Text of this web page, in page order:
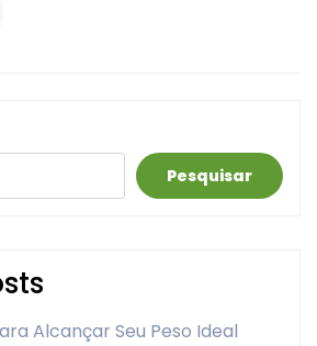
Pesquisar
Alcançar Seu Peso Ideal